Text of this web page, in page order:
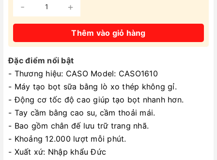
- +
Thêm vào giỏ hàng
Đặc điểm nổi bật
- Thương hiệu: CASO Model: CASO1610
- Máy tạo bọt sữa bằng lò xo thép không gỉ.
- Động cơ tốc độ cao giúp tạo bọt nhanh hơn.
- Tay cầm bằng cao su, cầm thoải mái.
- Bao gồm chân đế lưu trữ trang nhã.
- Khoảng 12.000 lượt mỗi phút.
- Xuất xứ: Nhập khẩu Đức